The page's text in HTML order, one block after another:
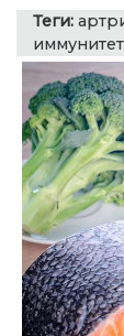
Теги:
иммунитет